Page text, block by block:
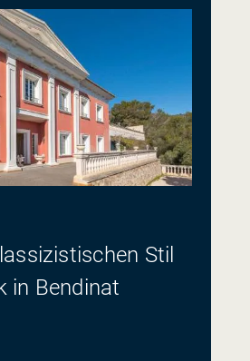
Stil
in Bendinat